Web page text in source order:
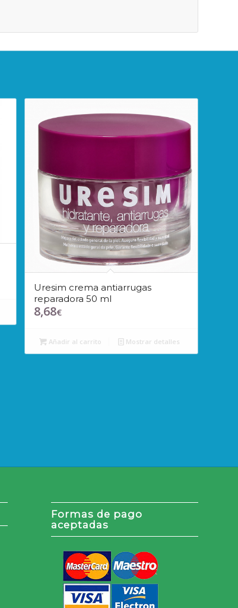
Uresim crema antiarrugas
reparadora 50 ml
8,68€
Añadir al carrito Mostrar detalles
Formas de pago
aceptadas